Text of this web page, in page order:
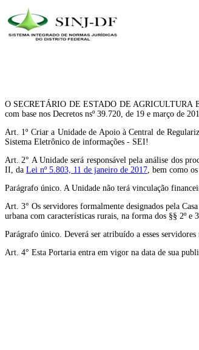
O SECRETÁRIO DE ESTADO DE AGRICULTURA
com base nos Decretos nsº 39.720, de 19 e março de
Art. 1º Criar a Unidade de Apoio à Central de
Sistema Eletrônico de informações - SEI!
Art. 2° A Unidade será responsável pela análise dos
II, da Lei nº 5.803, 11 de janeiro de 2017, bem como
Parágrafo único. A Unidade não terá vinculação
Art. 3° Os servidores formalmente designados pela
urbana com características rurais, na forma dos §§ 2º e
Parágrafo único. Deverá ser atribuído a esses
Art. 4° Esta Portaria entra em vigor na data de sua